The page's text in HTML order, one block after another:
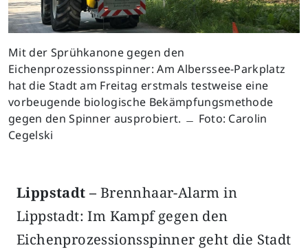
Mit der Sprühkanone gegen den
Eichenprozessionsspinner: Am Alberssee-Parkplatz
hat die Stadt am Freitag erstmals testweise eine
vorbeugende biologische Bekämpfungsmethode
gegen den Spinner ausprobiert. ﹘ Foto: Carolin
Cegelski
Lippstadt – Brennhaar-Alarm in
Lippstadt: Im Kampf gegen den
Eichenprozessionsspinner geht die Stadt